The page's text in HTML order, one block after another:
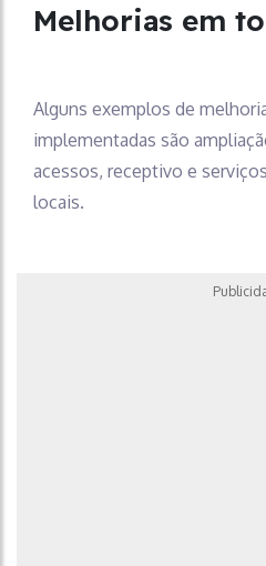
Melhorias em
Alguns exemplos de
implementadas são
acessos, receptivo e
locais.